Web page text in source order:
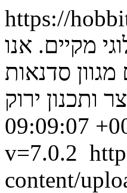
https://
מקיים. אנו
סדנאות
ותכנון ירוק
09:09:07
v=7.0.2
content/